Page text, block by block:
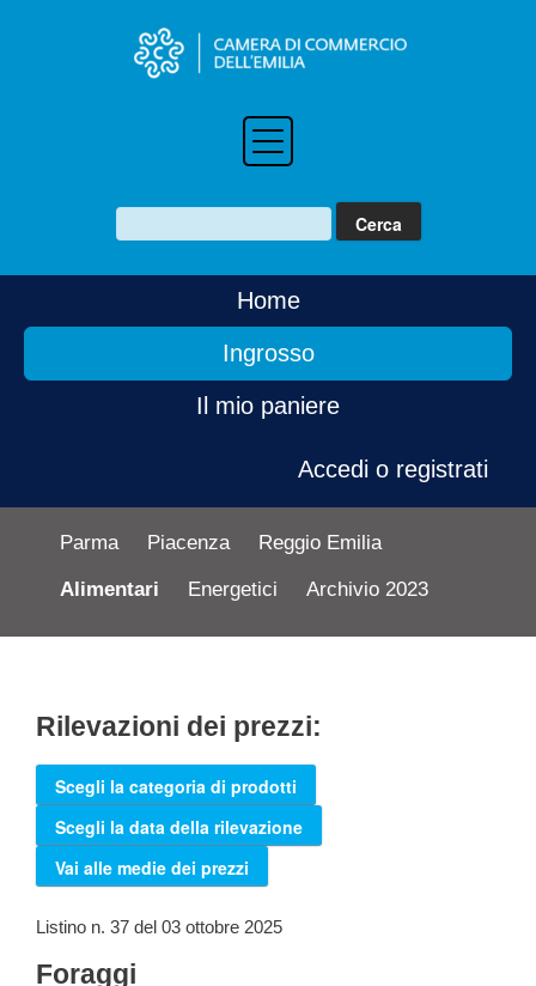
Home
Ingrosso
Il mio paniere
Accedi o registrati
Parma Piacenza Reggio Emilia
Alimentari Energetici Archivio 2023
Rilevazioni dei prezzi:
Scegli la categoria di prodotti
Scegli la data della rilevazione
Vai alle medie dei prezzi
Listino n. 37 del 03 ottobre 2025
Foraggi